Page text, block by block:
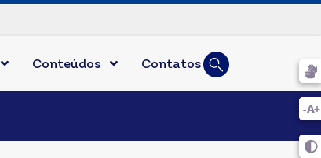
Busca
Digite duas ou mais
Conteúdos Contatos